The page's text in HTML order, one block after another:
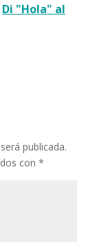
Di "Hola" al
publicada.
con *